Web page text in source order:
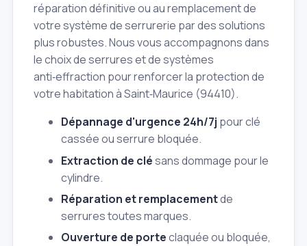
réparation définitive ou au remplacement de
votre système de serrurerie par des solutions
plus robustes. Nous vous accompagnons dans
le choix de serrures et de systèmes
anti‑effraction pour renforcer la protection de
votre habitation à Saint‑Maurice (94410).
Dépannage d'urgence 24h/7j pour clé
cassée ou serrure bloquée.
Extraction de clésans dommage pour le
cylindre.
Réparation et remplacementde
serrures toutes marques.
Ouverture de porteclaquée ou bloquée,